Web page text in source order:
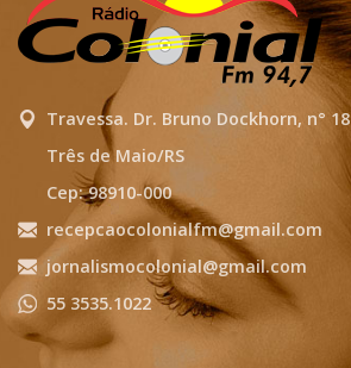
Travessa. Dr. Bruno Dockhorn, n° 18
Três de Maio/RS
Cep: 98910-000
recepcaocolonialfm@gmail.com
jornalismocolonial@gmail.com
55 3535.1022